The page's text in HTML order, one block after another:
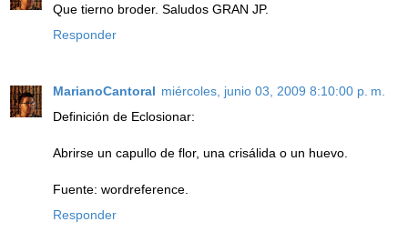
Que tierno broder. Saludos GRAN JP.
Responder
MarianoCantoral miércoles, junio 03, 2009 8:10:00 p. m.
Definición de Eclosionar:
Abrirse un capullo de flor, una crisálida o un huevo.
Fuente: wordreference.
Responder